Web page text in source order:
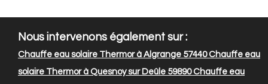
Nous intervenons également sur :
Chauffe eau solaire Thermor à Algrange 57440Chauffe eau
solaire Thermor à Quesnoy sur Deûle 59890Chauffe eau